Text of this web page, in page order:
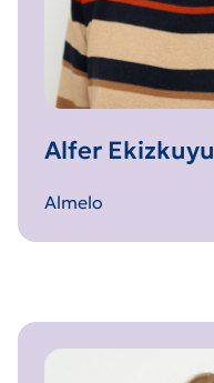
Alfer Ekizkuyu
Almelo